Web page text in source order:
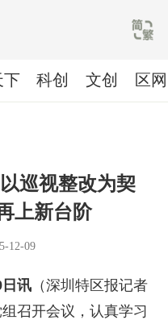
下 科创 文创 区网
巡视整改为契
上新台阶
12-09
讯（深圳特区报记者
召开会议，认真学习